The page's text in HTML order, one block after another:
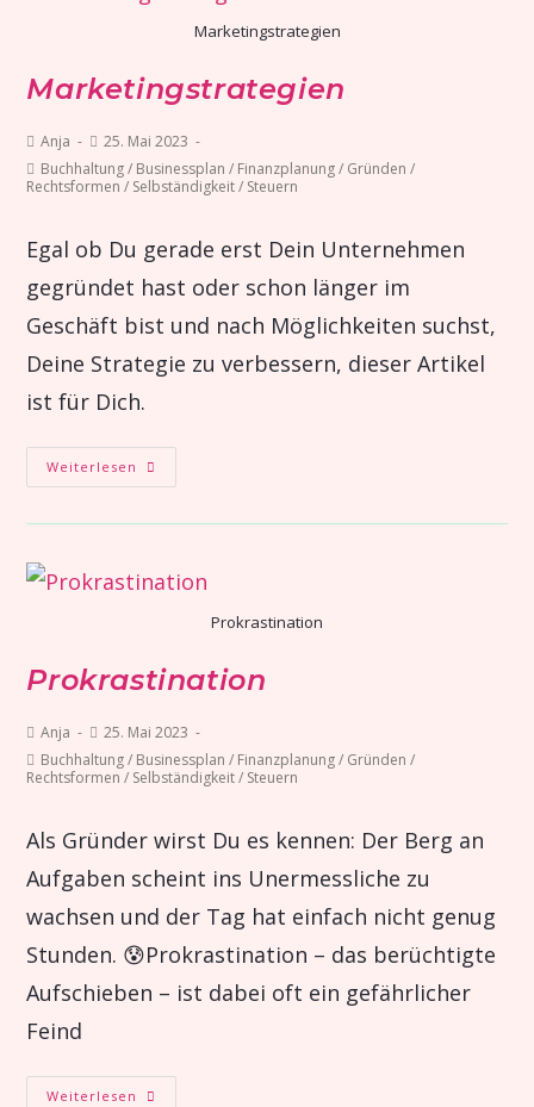
Marketingstrategien
Marketingstrategien
Anja
25. Mai 2023
Buchhaltung / Businessplan / Finanzplanung / Gründen /
Rechtsformen / Selbständigkeit / Steuern
Egal ob Du gerade erst Dein Unternehmen
gegründet hast oder schon länger im
Geschäft bist und nach Möglichkeiten suchst,
Deine Strategie zu verbessern, dieser Artikel
ist für Dich.
Weiterlesen
Prokrastination
Prokrastination
Anja
25. Mai 2023
Buchhaltung / Businessplan / Finanzplanung / Gründen /
Rechtsformen / Selbständigkeit / Steuern
Als Gründer wirst Du es kennen: Der Berg an
Aufgaben scheint ins Unermessliche zu
wachsen und der Tag hat einfach nicht genug
Stunden. 😰Prokrastination – das berüchtigte
Aufschieben – ist dabei oft ein gefährlicher
Feind
Weiterlesen